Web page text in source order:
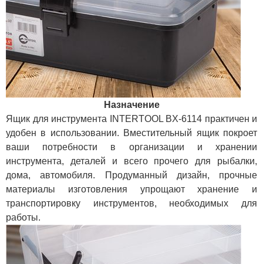
Назначение
Ящик для инструмента INTERTOOL BX-6114 практичен и
удобен в использовании. Вместительный ящик покроет
ваши потребности в организации и хранении
инструмента, деталей и всего прочего для рыбалки,
дома, автомобиля. Продуманный дизайн, прочные
материалы изготовления упрощают хранение и
транспортировку инструментов, необходимых для
работы.